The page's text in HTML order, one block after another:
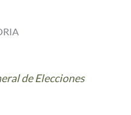
de Elecciones